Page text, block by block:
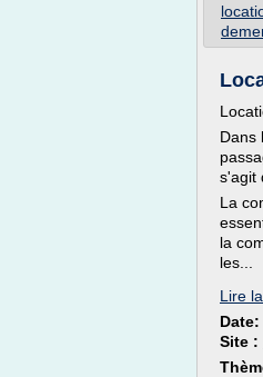
Dans
s'agit
La
la
les...
Lire
Date:
Site :